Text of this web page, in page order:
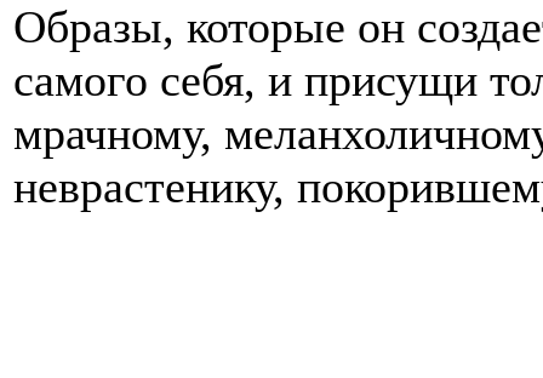
Образы, которые он
самого себя, и присущи
мрачному,
неврастенику,